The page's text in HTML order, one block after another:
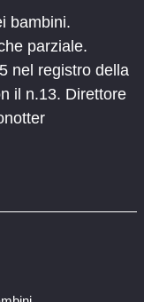
bambini.
parziale.
nel registro della
il n.13. Direttore